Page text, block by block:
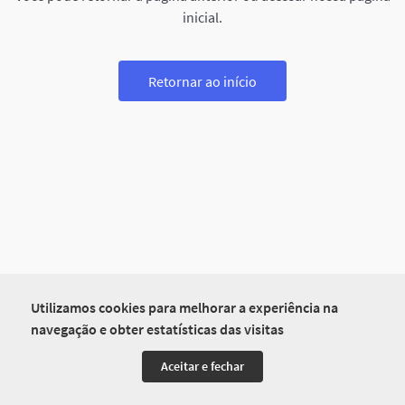
Utilizamos cookies para melhorar a experiência na
navegação e obter estatísticas das visitas
Aceitar e fechar
inicial.
Retornar ao início